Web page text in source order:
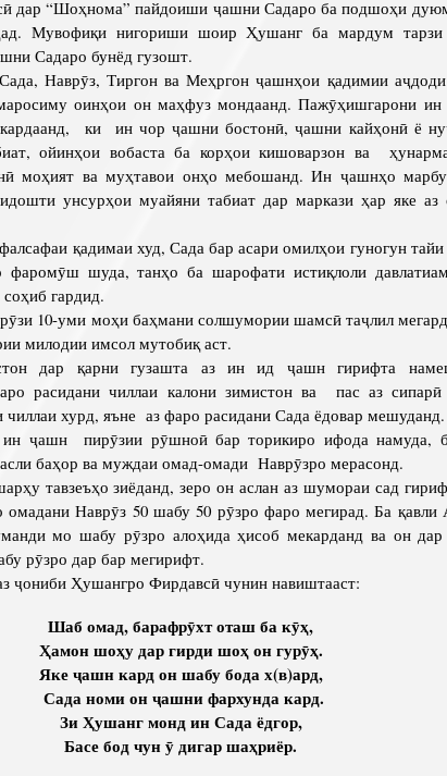
дар “Шоҳнома” пайдоиши ҷашни Садаро ба подшоҳи
Мувофиқи нигориши шоир Ҳушанг ба мардум тарзи
Садаро бунёд гузошт.
Наврӯз, Тиргон ва Меҳргон ҷашнҳои қадимии
оинҳои он маҳфуз мондаанд. Пажӯҳишгарони ин
кардаанд, ки ин чор ҷашни бостонӣ, ҷашни кайҳонӣ ё
ойинҳои вобаста ба корҳои кишоварзон ва
моҳият ва муҳтавои онҳо мебошанд. Ин ҷашнҳо
унсурҳои муайяни табиат дар маркази ҳар яке аз
қадимаи худ, Сада бар асари омилҳои гуногун тайи
фаромӯш шуда, танҳо ба шарофати истиқлоли
гардид.
10-уми моҳи баҳмани солшумории шамсӣ таҷлил
милодии имсол мутобиқ аст.
дар қарни гузашта аз ин ид ҷашн гирифта
расидани чиллаи калони зимистон ва пас аз
чиллаи хурд, яъне аз фаро расидани Сада ёдовар мешуданд.
ин ҷашн пирӯзии рӯшноӣ бар торикиро ифода намуда,
баҳор ва муждаи омад-омади Наврӯзро мерасонд.
тавзеъҳо зиёданд, зеро он аслан аз шумораи сад
Наврӯз 50 шабу 50 рӯзро фаро мегирад. Ба қавли
мо шабу рӯзро алоҳида ҳисоб мекарданд ва он дар
рӯзро дар бар мегирифт.
ҷониби Ҳушангро Фирдавсӣ чунин навиштааст:
Шаб омад, барафрӯхт оташ ба кӯҳ,
Ҳамон шоҳу дар гирди шоҳ он гурӯҳ.
Яке ҷашн кард он шабу бода х(в)ард,
Сада номи он ҷашни фархунда кард.
Зи Ҳушанг монд ин Сада ёдгор,
Басе бод чун ӯ дигар шаҳриёр.